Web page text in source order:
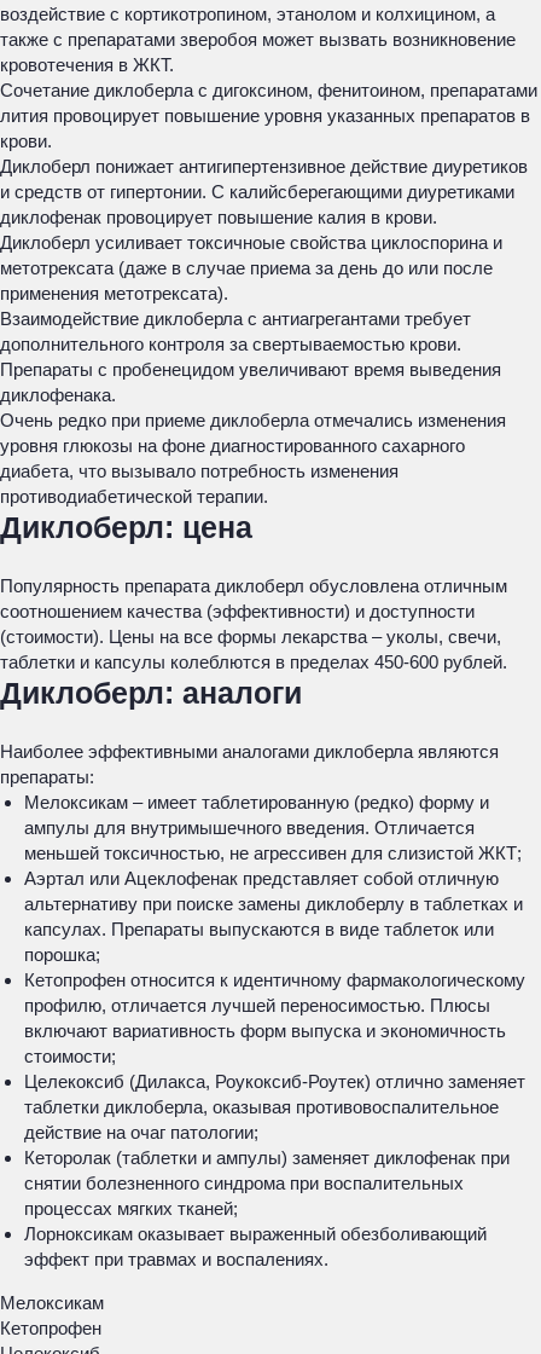
воздействие с кортикотропином, этанолом и колхицином, а
также с препаратами зверобоя может вызвать возникновение
кровотечения в ЖКТ.
Сочетание диклоберла с дигоксином, фенитоином, препаратами
лития провоцирует повышение уровня указанных препаратов в
крови.
Диклоберл понижает антигипертензивное действие диуретиков
и средств от гипертонии. С калийсберегающими диуретиками
диклофенак провоцирует повышение калия в крови.
Диклоберл усиливает токсичноые свойства циклоспорина и
метотрексата (даже в случае приема за день до или после
применения метотрексата).
Взаимодействие диклоберла с антиагрегантами требует
дополнительного контроля за свертываемостью крови.
Препараты с пробенецидом увеличивают время выведения
диклофенака.
Очень редко при приеме диклоберла отмечались изменения
уровня глюкозы на фоне диагностированного сахарного
диабета, что вызывало потребность изменения
противодиабетической терапии.
Диклоберл: цена
Популярность препарата диклоберл обусловлена отличным
соотношением качества (эффективности) и доступности
(стоимости). Цены на все формы лекарства – уколы, свечи,
таблетки и капсулы колеблются в пределах 450-600 рублей.
Диклоберл: аналоги
Наиболее эффективными аналогами диклоберла являются
препараты:
Мелоксикам – имеет таблетированную (редко) форму и
ампулы для внутримышечного введения. Отличается
меньшей токсичностью, не агрессивен для слизистой ЖКТ;
Аэртал или Ацеклофенак представляет собой отличную
альтернативу при поиске замены диклоберлу в таблетках и
капсулах. Препараты выпускаются в виде таблеток или
порошка;
Кетопрофен относится к идентичному фармакологическому
профилю, отличается лучшей переносимостью. Плюсы
включают вариативность форм выпуска и экономичность
стоимости;
Целекоксиб (Дилакса, Роукоксиб-Роутек) отлично заменяет
таблетки диклоберла, оказывая противовоспалительное
действие на очаг патологии;
Кеторолак (таблетки и ампулы) заменяет диклофенак при
снятии болезненного синдрома при воспалительных
процессах мягких тканей;
Лорноксикам оказывает выраженный обезболивающий
эффект при травмах и воспалениях.
Мелоксикам
Кетопрофен